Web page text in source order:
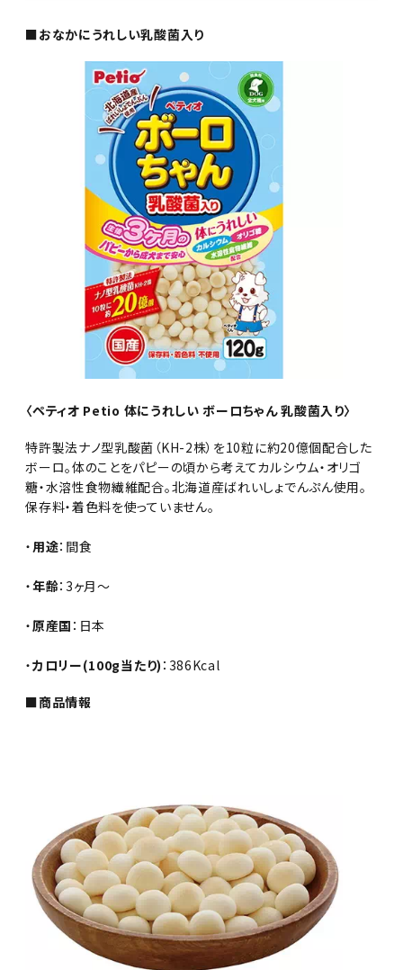
■おなかにうれしい乳酸菌入り
〈ペティオ Petio 体にうれしい ボーロちゃん 乳酸菌入り〉
特許製法ナノ型乳酸菌（KH-2株）を10粒に約20億個配合した
ボーロ。体のことをパピーの頃から考えてカルシウム・オリゴ
糖・水溶性食物繊維配合。北海道産ばれいしょでんぷん使用。
保存料・着色料を使っていません。
・ 用途：間食
・年齢：3ヶ月～
・原産国 ：日本
・カロリー(100g当たり) ：386Kcal
■商品情報